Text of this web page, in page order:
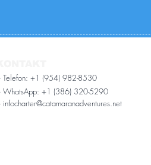
Telefon: +1 (954) 982-8530
WhatsApp: +1 (386) 320-5290
infocharter@catamaranadventures.net